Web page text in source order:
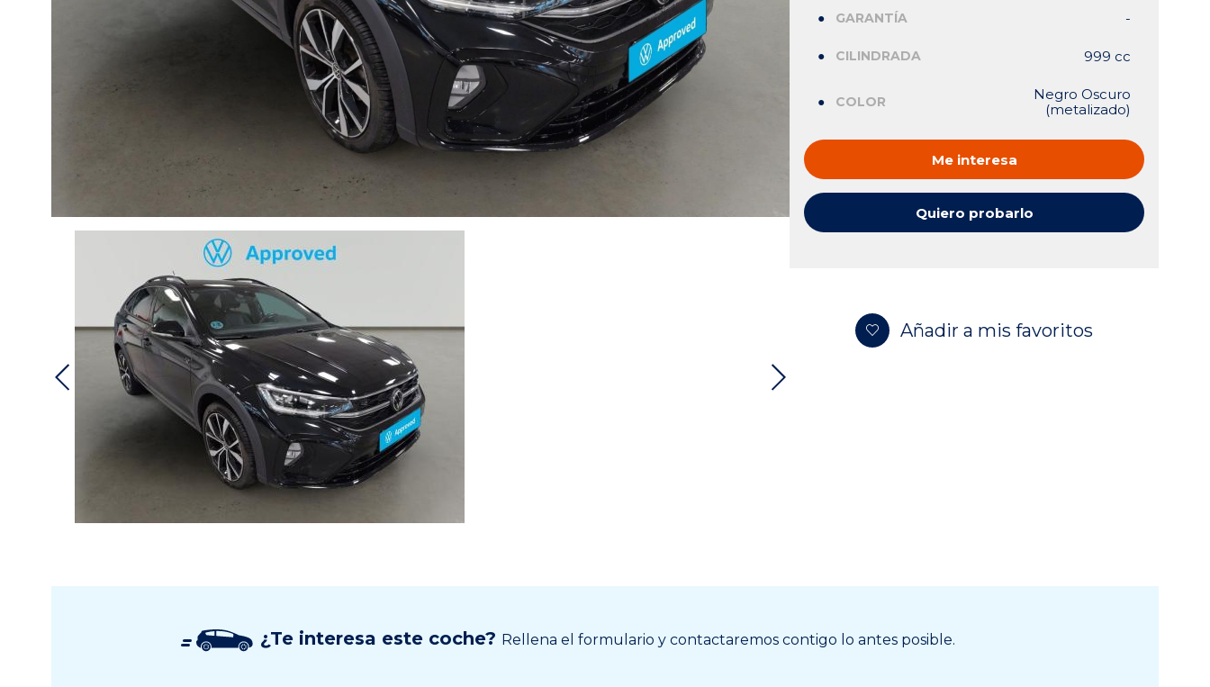
GARANTÍA -
CILINDRADA 999 cc
COLOR
Negro Oscuro
(metalizado)
Me interesa
Quiero probarlo
Añadir a mis favoritos
¿Te interesa este coche? Rellena el formulario y contactaremos contigo lo antes posible.